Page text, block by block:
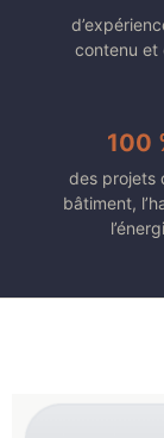
contenu et
100
des projets
bâtiment,